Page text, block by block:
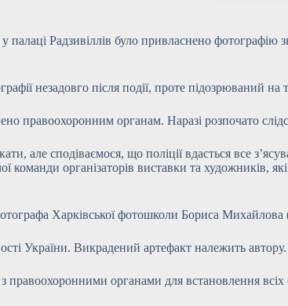
Радзивіллів було привласнено
незадовго після події, проте підозрюваний
правоохоронним органам. Наразі розпочато
сподіваємося, що поліції вдасться все
команди організаторів виставки та
Харківської фотошколи Бориса
України. Викрадений артефакт належить автору.
органами для встановлення всіх